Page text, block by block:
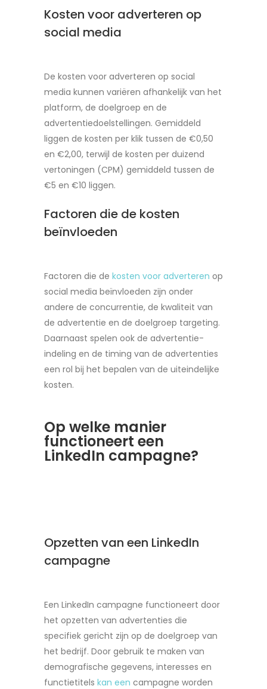
Kosten voor adverteren op
social media
De kosten voor adverteren op social
media kunnen variëren afhankelijk van het
platform, de doelgroep en de
advertentiedoelstellingen. Gemiddeld
liggen de kosten per klik tussen de €0,50
en €2,00, terwijl de kosten per duizend
vertoningen (CPM) gemiddeld tussen de
€5 en €10 liggen.
Factoren die de kosten
beïnvloeden
Factoren die de kosten voor adverteren op
social media beïnvloeden zijn onder
andere de concurrentie, de kwaliteit van
de advertentie en de doelgroep targeting.
Daarnaast spelen ook de advertentie-
indeling en de timing van de advertenties
een rol bij het bepalen van de uiteindelijke
kosten.
Op welke manier
functioneert een
LinkedIn campagne?
Opzetten van een LinkedIn
campagne
Een LinkedIn campagne functioneert door
het opzetten van advertenties die
specifiek gericht zijn op de doelgroep van
het bedrijf. Door gebruik te maken van
demografische gegevens, interesses en
functietitels kan een campagne worden